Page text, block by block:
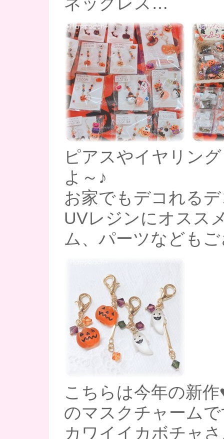
ピアスやイヤリン
よ～♪
お家でもデコれる
UVレジンにオスス
ム、パーツなども
こちらは今年の新
のマスクチャーム
カワイイカボチャ